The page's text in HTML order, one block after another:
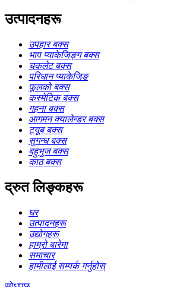
उत्पादनहरू
उपहार बक्स
भाप प्याकेजिङ्ग बक्स
चकलेट बक्स
परिधान प्याकेजिङ
फूलको बक्स
कस्मेटिक बक्स
गहना बक्स
आगमन क्यालेन्डर बक्स
ट्यूब बक्स
सुगन्ध बक्स
बहुभुज बक्स
काठ बक्स
द्रुत लिङ्कहरू
घर
उत्पादनहरू
उद्योगहरू
हाम्रो बारेमा
समाचार
हामीलाई सम्पर्क गर्नुहोस्